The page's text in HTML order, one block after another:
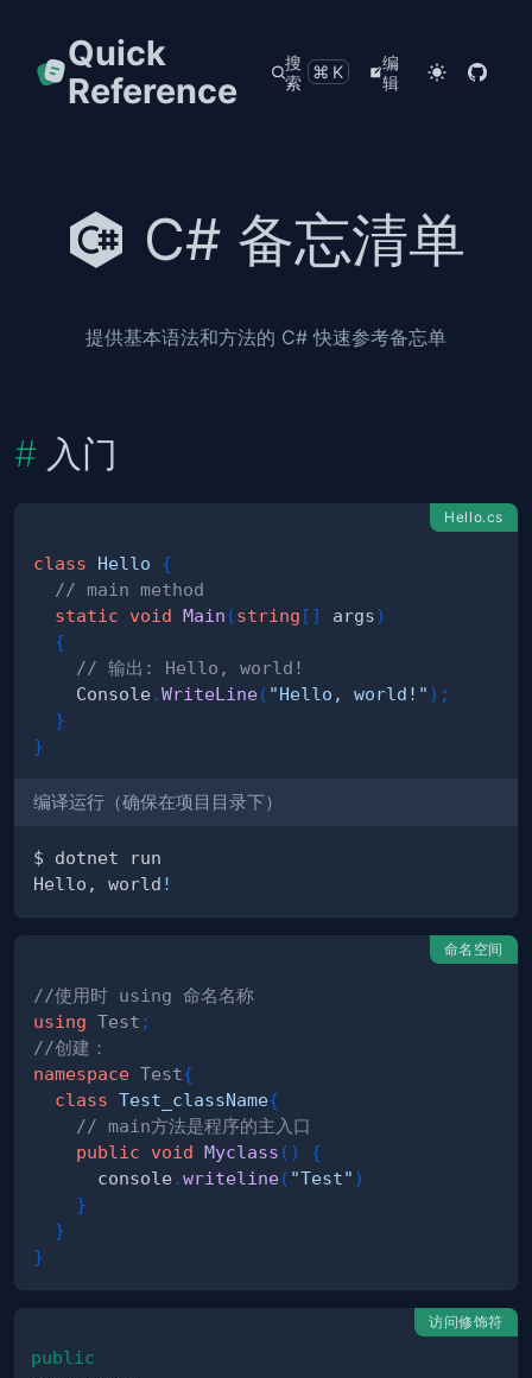
Quick
Reference
搜
索
⌘K
编
辑
C# 备忘清单
提供基本语法和方法的 C# 快速参考备忘单
入门
Hello.cs
class Hello
{
// main method
static
void Main (string [ ] args)
{
// 输出: Hello, world!
    Console
.WriteLine( "Hello, world!" ) ;
}
}
编译运行（确保在项目目录下）
Hello, world !
命名空间
//使用时 using 命名名称
using Test ;
//创建：
namespace Test{
class Test_className{
// main方法是程序的主入口
public
void Myclass ( )
{
      console
.writeline( "Test" )
}
}
}
访问修饰符
public